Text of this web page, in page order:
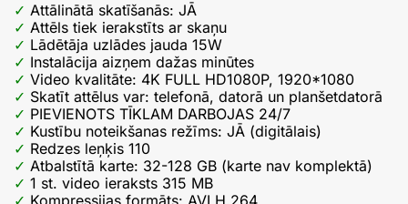
Attālinātā skatīšanās: JĀ
Attēls tiek ierakstīts ar skaņu
Lādētāja uzlādes jauda 15W
Instalācija aizņem dažas minūtes
Video kvalitāte: 4K FULL HD1080P, 1920*1080
Skatīt attēlus var: telefonā, datorā un planšetdatorā
PIEVIENOTS TĪKLAM DARBOJAS 24/7
Kustību noteikšanas režīms: JĀ (digitālais)
Redzes leņķis 110
Atbalstītā karte: 32-128 GB (karte nav komplektā)
1 st. video ieraksts 315 MB